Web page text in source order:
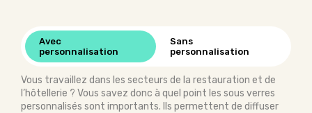
Avec
personnalisation
Sans
personnalisation
Vous travaillez dans les secteurs de la restauration et de
l’hôtellerie ? Vous savez donc à quel point les sous verres
personnalisés sont importants. Ils permettent de diffuser